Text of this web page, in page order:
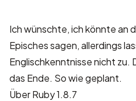
Ich wünschte, ich könnte an
Episches sagen, allerdings
Englischkenntnisse nicht zu.
das Ende. So wie geplant.
Über Ruby 1.8.7